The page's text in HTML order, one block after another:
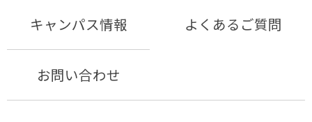
キャンパス情報 よくあるご質問
お問い合わせ